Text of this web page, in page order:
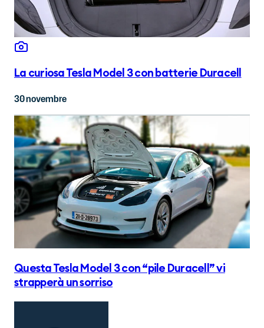
La curiosa Tesla Model 3 con batterie Duracell
30 novembre
Questa Tesla Model 3 con “pile Duracell” vi
strapperà un sorriso